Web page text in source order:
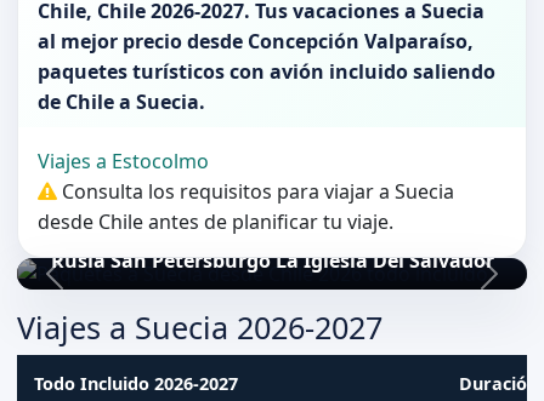
Chile, Chile 2026-2027. Tus vacaciones a Suecia
al mejor precio desde Concepción Valparaíso,
paquetes turísticos con avión incluido saliendo
de Chilea Suecia.
Viajes a Estocolmo
Consulta los requisitos para viajar a Suecia
desde Chile antes de planificar tu viaje.
Rusia San Petersburgo La Iglesia Del Salvador
Viajes a Suecia 2026-2027
Todo Incluido 2026-2027 Duración